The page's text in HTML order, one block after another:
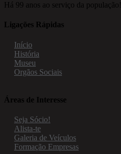
Há 99 anos ao serviço da população!
Ligações Rápidas
Início
História
Museu
Orgãos Sociais
Áreas de Interesse
Seja Sócio!
Alista-te
Galeria de Veículos
Formação Empresas